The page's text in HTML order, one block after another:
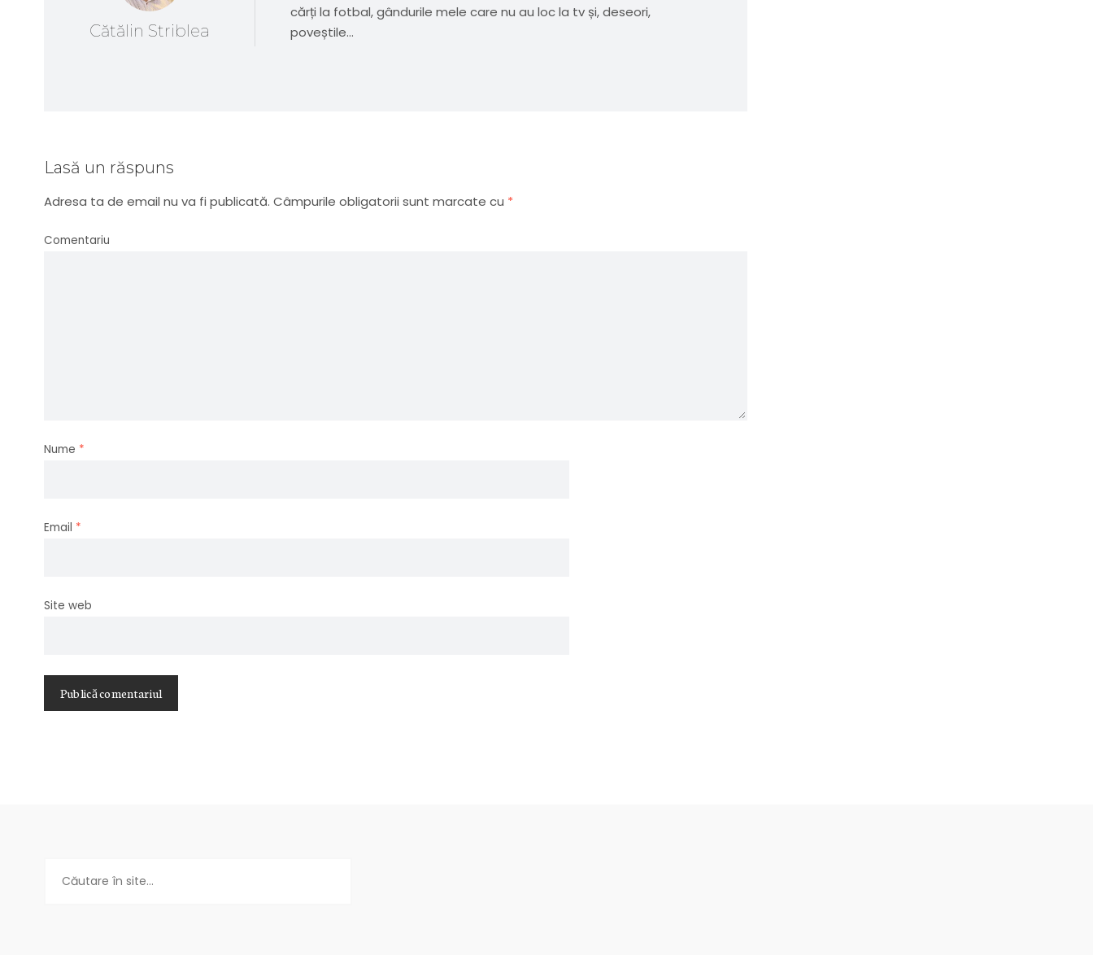
Cătălin Striblea
cărți la fotbal, gândurile mele care nu au loc la tv și, deseori,
poveștile...
Lasă un răspuns
Adresa ta de email nu va fi publicată. Câmpurile obligatorii sunt marcate cu *
Comentariu
Nume *
Email *
Site web